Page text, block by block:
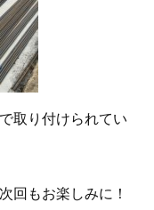
取り付けられてい
回もお楽しみに！